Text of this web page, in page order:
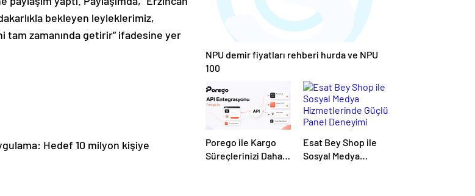
bekleyen leyleklerimiz,
tam zamanında getirir” ifadesine yer
Hedef 10 milyon kişiye
NPU demir fiyatları rehberi hurda ve NPU
100
Porego ile Kargo
Süreçlerinizi Daha
Esat Bey Shop ile
Sosyal Medya